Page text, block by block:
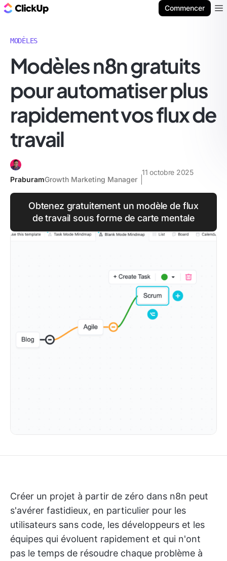
Commencer
MODÈLES
Modèles n8n gratuits
pour automatiser plus
rapidement vos flux de
travail
PraburamGrowth Marketing Manager
11 octobre 2025
Obtenez gratuitement un modèle de flux
de travail sous forme de carte mentale
Créer un projet à partir de zéro dans n8n peut
s'avérer fastidieux, en particulier pour les
utilisateurs sans code, les développeurs et les
équipes qui évoluent rapidement et qui n'ont
pas le temps de résoudre chaque problème à